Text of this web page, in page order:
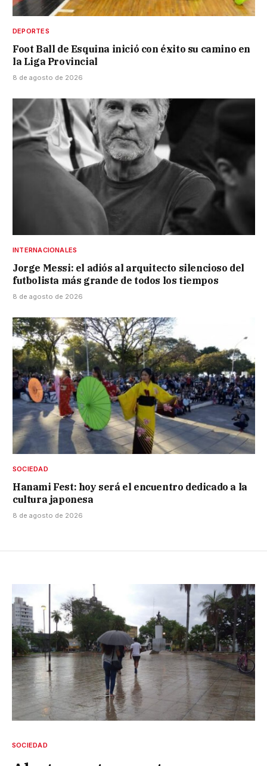
DEPORTES
Foot Ball de Esquina inició con éxito su camino en
la Liga Provincial
8 de agosto de 2026
INTERNACIONALES
Jorge Messi: el adiós al arquitecto silencioso del
futbolista más grande de todos los tiempos
8 de agosto de 2026
SOCIEDAD
Hanami Fest: hoy será el encuentro dedicado a la
cultura japonesa
8 de agosto de 2026
SOCIEDAD